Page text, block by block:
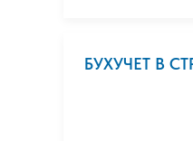
БУХУЧЕТ В